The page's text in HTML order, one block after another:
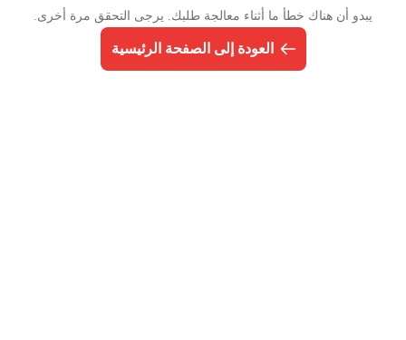
يبدو أن هناك خطأ ما أثناء معالجة طلبك. يرجى التحقق مرة أخرى.
العودة إلى الصفحة الرئيسية